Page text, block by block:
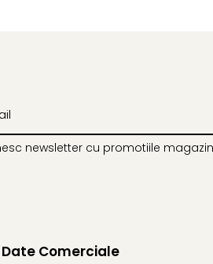
newsletter cu promotiile
Date Comerciale